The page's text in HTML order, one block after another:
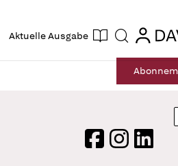
Aktuelle Ausgabe Suche
login
Abo
FacebookInstagram
LinkedIn